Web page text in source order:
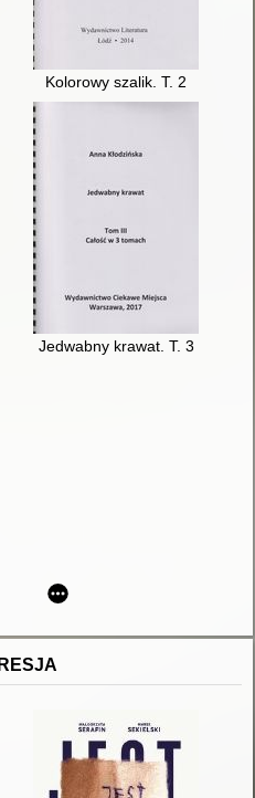
Kolorowy szalik. T. 2
Jedwabny krawat. T. 3